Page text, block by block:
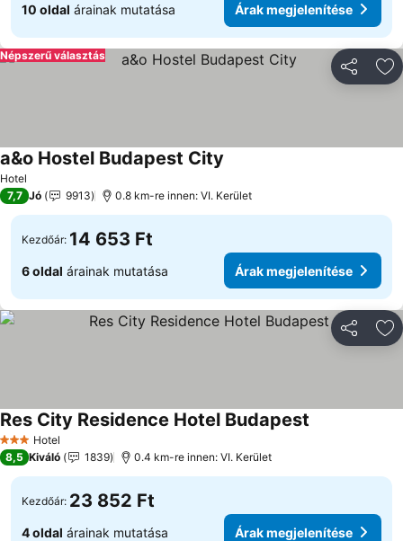
10 oldal árainak mutatása Árak megjelenítése
Népszerű választás
Hotel
a&o Hostel Budapest City
7,7 Jó 9913 0.8 km-re innen: VI. Kerület
Kezdőár: 14 653 Ft
6 oldal árainak mutatása Árak megjelenítése
3 Kategória
Hotel
Res City Residence Hotel Budapest
8,5 Kiváló 1839 0.4 km-re innen: VI. Kerület
Kezdőár: 23 852 Ft
4 oldal árainak mutatása Árak megjelenítése